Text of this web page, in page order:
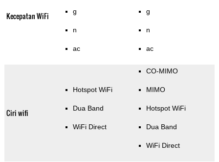
Kecepatan WiFi g
n
ac
g
n
ac
Ciri wifi
Hotspot WiFi
Dua Band
WiFi Direct
CO-MIMO
MIMO
Hotspot WiFi
Dua Band
WiFi Direct